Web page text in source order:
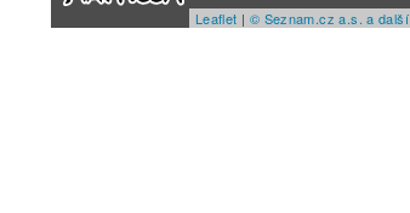
Leaflet | © Seznam.cz a.s. a další